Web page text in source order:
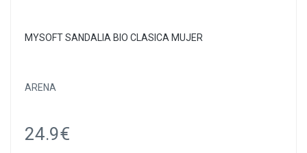
MYSOFT SANDALIA BIO CLASICA MUJER
ARENA
24.9€